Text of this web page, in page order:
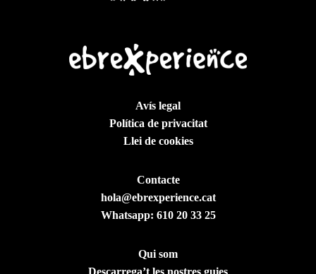
Avís legal
Política de privacitat
Llei de cookies
Contacte
hola@ebrexperience.cat
Whatsapp: 610 20 33 25
Qui som
Descarrega’t les nostres guies